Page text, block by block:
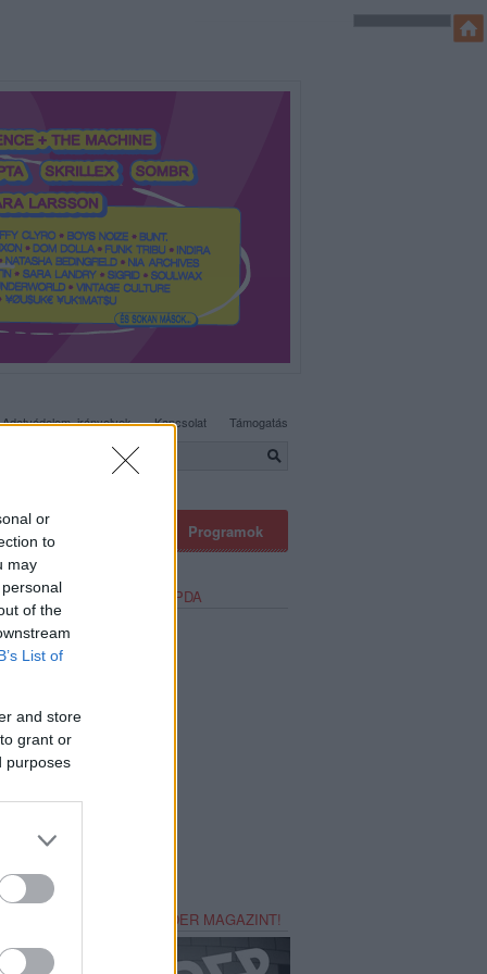
or
to
may
of the
List of
and store
grant or
purposes
Profül Programok
Adatvédelem, irányelvek Kapcsolat Támogatás
SZTORIK #4: TANKCSAPDA
MAGADNAK RECORDER MAGAZINT!